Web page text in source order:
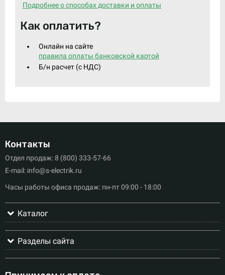
Подробнее о способах доставки и оплаты
Как оплатить?
Онлайн на сайте
правила оплаты банковской картой
Б/н расчет (c НДС)
Контакты
Отдел продаж: 8 (800) 333-57-66
E-mail: info@s-electrik.ru
Часы работы офиса продаж: пн-пт 09:00 - 18:00
Каталог
Разделы сайта